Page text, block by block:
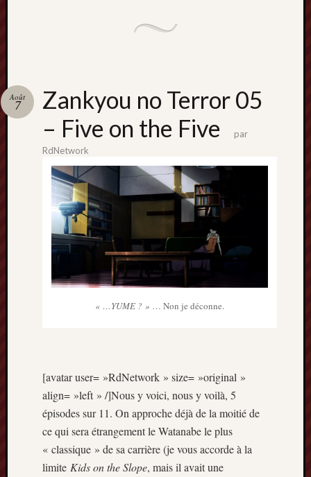
Zankyou no Terror 05
– Five on the Five
Août
7
par
RdNetwork
« …YUME ? » … Non je déconne.
[avatar user= »RdNetwork » size= »original »
align= »left » /]Nous y voici, nous y voilà, 5
épisodes sur 11. On approche déjà de la moitié de
ce qui sera étrangement le Watanabe le plus
« classique » de sa carrière (je vous accorde à la
limite Kids on the Slope, mais il avait une